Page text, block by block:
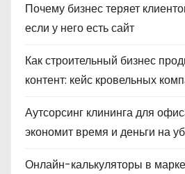
Почему бизнес теряет
если у него есть сайт
Как строительный бизнес
контент: кейс кровельных
Аутсорсинг клининга для
экономит время и деньги на
Онлайн-калькуляторы в